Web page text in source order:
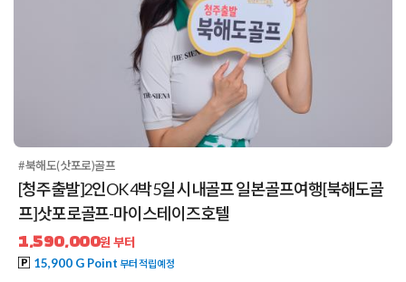
#북해도(삿포로)골프
[청주출발]2인OK 4박5일 시내골프 일본골프여행[북해도골
프]삿포로골프-마이스테이즈호텔
1,590,000원 부터
15,900 G Point 부터 적립예정